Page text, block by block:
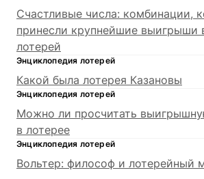
Счастливые числа: комбинации,
принесли крупнейшие выигрыши
лотерей
Энциклопедия лотерей
Какой была лотерея Казановы
Энциклопедия лотерей
Можно ли просчитать
в лотерее
Энциклопедия лотерей
Вольтер: философ и лотерейный